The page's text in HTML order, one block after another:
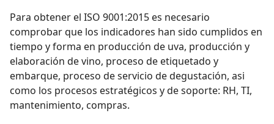
Para obtener el ISO 9001:2015 es necesario
comprobar que los indicadores han sido cumplidos en
tiempo y forma en producción de uva, producción y
elaboración de vino, proceso de etiquetado y
embarque, proceso de servicio de degustación, asi
como los procesos estratégicos y de soporte: RH, TI,
mantenimiento, compras.